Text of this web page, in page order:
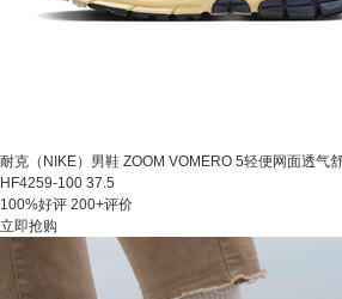
耐克（NIKE）男鞋 ZOOM VOMERO 5轻便网面透气
HF4259-100 37.5
100%好评 200+评价
立即抢购